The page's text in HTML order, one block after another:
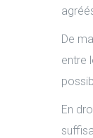
De
entre
En